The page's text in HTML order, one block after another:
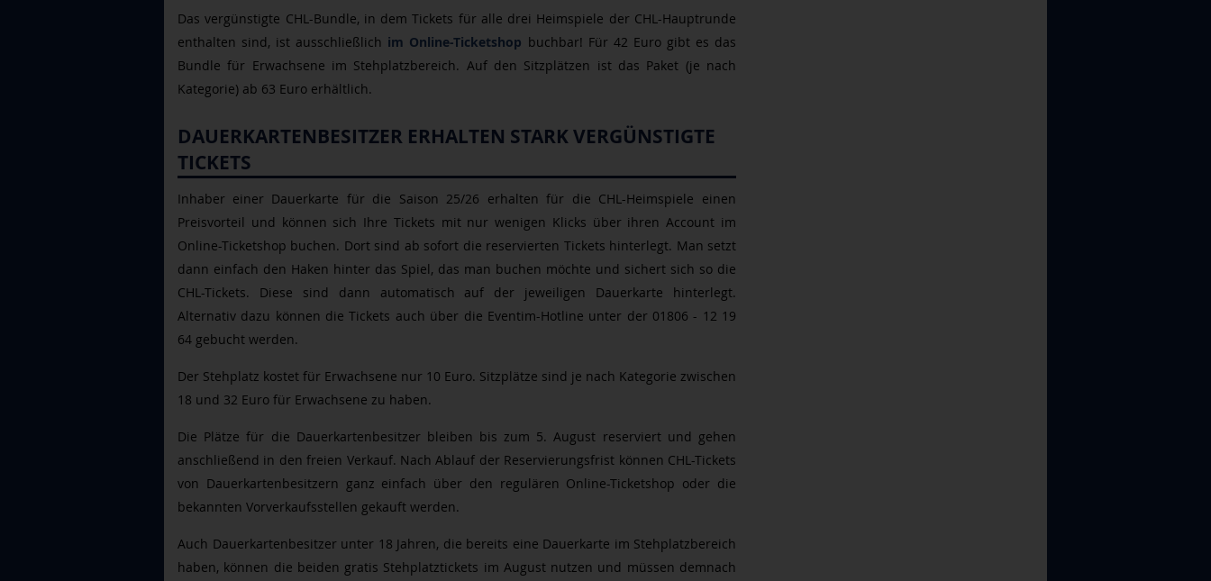
Das vergünstigte CHL-Bundle, in dem Tickets für alle drei Heimspiele der CHL-Hauptrunde
enthalten sind, ist ausschließlich im Online-Ticketshop buchbar! Für 42 Euro gibt es das
Bundle für Erwachsene im Stehplatzbereich. Auf den Sitzplätzen ist das Paket (je nach
Kategorie) ab 63 Euro erhältlich.
DAUERKARTENBESITZER ERHALTEN STARK VERGÜNSTIGTE
TICKETS
Inhaber einer Dauerkarte für die Saison 25/26 erhalten für die CHL-Heimspiele einen
Preisvorteil und können sich Ihre Tickets mit nur wenigen Klicks über ihren Account im
Online-Ticketshop buchen. Dort sind ab sofort die reservierten Tickets hinterlegt. Man setzt
dann einfach den Haken hinter das Spiel, das man buchen möchte und sichert sich so die
CHL-Tickets. Diese sind dann automatisch auf der jeweiligen Dauerkarte hinterlegt.
Alternativ dazu können die Tickets auch über die Eventim-Hotline unter der 01806 - 12 19
64 gebucht werden.
Der Stehplatz kostet für Erwachsene nur 10 Euro. Sitzplätze sind je nach Kategorie zwischen
18 und 32 Euro für Erwachsene zu haben.
Die Plätze für die Dauerkartenbesitzer bleiben bis zum 5. August reserviert und gehen
anschließend in den freien Verkauf. Nach Ablauf der Reservierungsfrist können CHL-Tickets
von Dauerkartenbesitzern ganz einfach über den regulären Online-Ticketshop oder die
bekannten Vorverkaufsstellen gekauft werden.
Auch Dauerkartenbesitzer unter 18 Jahren, die bereits eine Dauerkarte im Stehplatzbereich
haben, können die beiden gratis Stehplatztickets im August nutzen und müssen demnach